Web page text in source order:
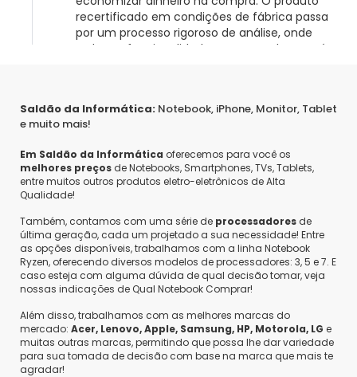
Sim, recomendaria este produto a um amigo
Gisele L.
Compra Verificada
•
Atendeu exatamente ao proposto. Está tendo um
ótimo desempenho.
Sim, recomendaria este produto a um amigo
0 0 Compartilhar...
recertificado em condições de fábrica passa
por um processo rigoroso de análise, onde
todas as funcionalidades são testadas e após
operação em suas funcionalidades, os produtos
do Saldão da Informática são classificados em
estético e superficial, sendo assim classificados
como: Ouro, Prata e Bronze. Atenciosamente,
Saldão da Informática.
Maria C. • 7 anos atrás• -1
oi gostaria de saber se este produto tem garantia?
Responder
Saldão da Informática• 7 anos atrás•
Olá, maria cristina! A garantia de nossos
produtos é de 3 meses. Atenciosamente,
Saldão da Informática.
Saldão da Informática: Notebook, iPhone, Monitor, Tablet
e muito mais!
Em Saldão da Informática oferecemos para você os
melhores preços de Notebooks, Smartphones, TVs, Tablets,
entre muitos outros produtos eletro-eletrônicos de Alta
Qualidade!
Também, contamos com uma série de processadores de
última geração, cada um projetado a sua necessidade! Entre
as opções disponíveis, trabalhamos com a linha Notebook
Ryzen, oferecendo diversos modelos de processadores: 3, 5 e 7. E
caso esteja com alguma dúvida de qual decisão tomar, veja
nossas indicações de Qual Notebook Comprar!
Além disso, trabalhamos com as melhores marcas do
mercado: Acer, Lenovo, Apple, Samsung, HP, Motorola, LG e
muitas outras marcas, permitindo que possa lhe dar variedade
para sua tomada de decisão com base na marca que mais te
agradar!